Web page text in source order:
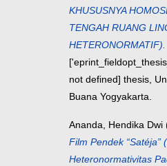
KHUSUSNYA
TENGAH RUANG
HETERONORMATIF).
not defined] thesis,
Buana Yogyakarta.
Ananda, Hendika Dwi
Film Pendek “Satéja”
Heteronormativitas